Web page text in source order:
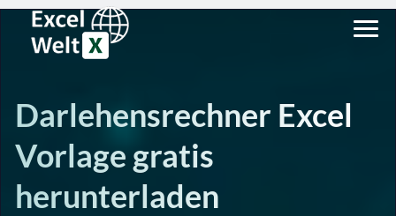
Darlehensrechner Excel
Vorlage gratis
herunterladen